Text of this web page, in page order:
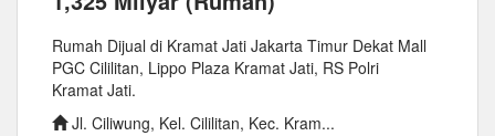
Rumah Dijual di Kramat Jati Jakarta Timur Dekat Mall
PGC Cililitan, Lippo Plaza Kramat Jati, RS Polri
Kramat Jati.
Jl. Ciliwung, Kel. Cililitan, Kec. Kram...